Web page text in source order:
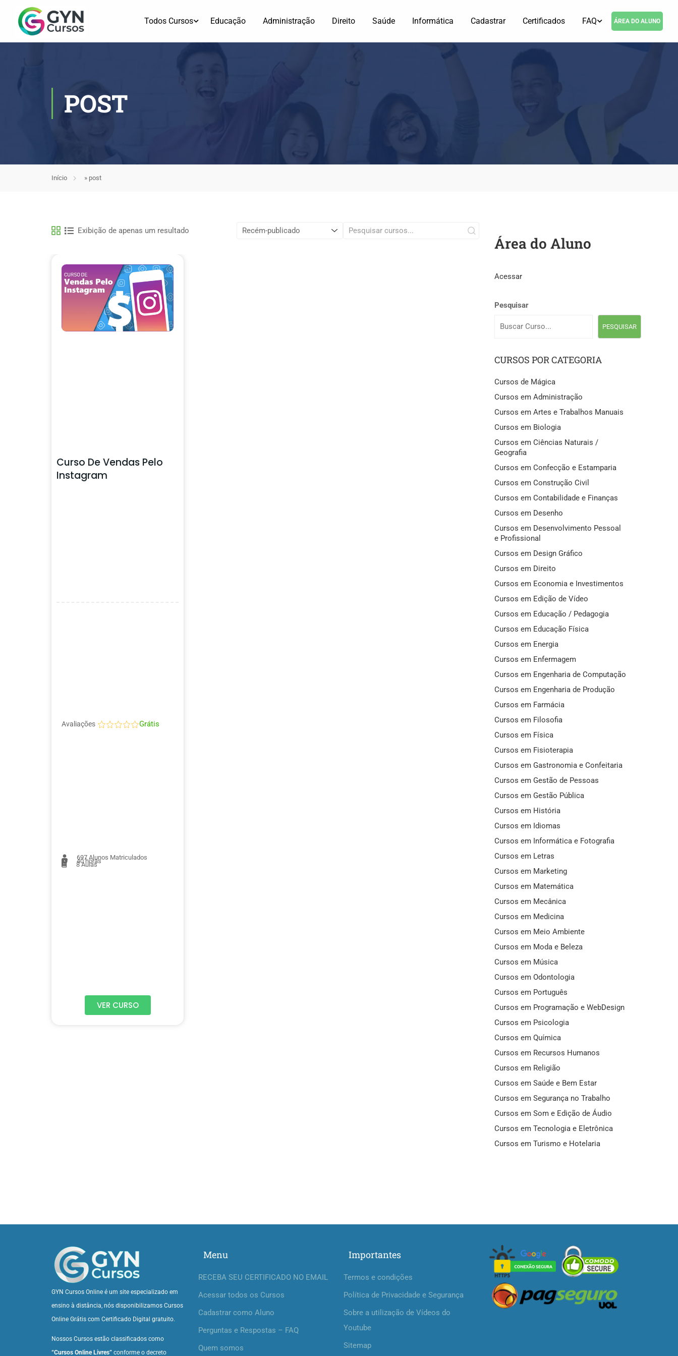
Todos Cursos Educação Administração Direito Saúde Informática Cadastrar Certificados FAQ ÁREA DO ALUNO
POST
Início » post
Exibição de apenas um resultado
Curso De Vendas Pelo
Instagram
Avaliações Grátis
697 Alunos Matriculados
40 horas
8Aulas
VER CURSO
Área do Aluno
Acessar
Pesquisar
PESQUISAR
CURSOS POR CATEGORIA
Cursos de Mágica
Cursos em Administração
Cursos em Artes e Trabalhos Manuais
Cursos em Biologia
Cursos em Ciências Naturais /
Geografia
Cursos em Confecção e Estamparia
Cursos em Construção Civil
Cursos em Contabilidade e Finanças
Cursos em Desenho
Cursos em Desenvolvimento Pessoal
e Profissional
Cursos em Design Gráfico
Cursos em Direito
Cursos em Economia e Investimentos
Cursos em Edição de Vídeo
Cursos em Educação / Pedagogia
Cursos em Educação Física
Cursos em Energia
Cursos em Enfermagem
Cursos em Engenharia de Computação
Cursos em Engenharia de Produção
Cursos em Farmácia
Cursos em Filosofia
Cursos em Física
Cursos em Fisioterapia
Cursos em Gastronomia e Confeitaria
Cursos em Gestão de Pessoas
Cursos em Gestão Pública
Cursos em História
Cursos em Idiomas
Cursos em Informática e Fotografia
Cursos em Letras
Cursos em Marketing
Cursos em Matemática
Cursos em Mecânica
Cursos em Medicina
Cursos em Meio Ambiente
Cursos em Moda e Beleza
Cursos em Música
Cursos em Odontologia
Cursos em Português
Cursos em Programação e WebDesign
Cursos em Psicologia
Cursos em Química
Cursos em Recursos Humanos
Cursos em Religião
Cursos em Saúde e Bem Estar
Cursos em Segurança no Trabalho
Cursos em Som e Edição de Áudio
Cursos em Tecnologia e Eletrônica
Cursos em Turismo e Hotelaria
GYN Cursos Online é um site especializado em
ensino à distância, nós disponibilizamos Cursos
Online Grátis com Certificado Digital gratuito.
Nossos Cursos estão classificados como
“Cursos Online Livres” conforme o decreto
Menu
RECEBA SEU CERTIFICADO NO EMAIL
Acessar todos os Cursos
Cadastrar como Aluno
Perguntas e Respostas – FAQ
Quem somos
Importantes
Termos e condições
Política de Privacidade e Segurança
Sobre a utilização de Vídeos do
Youtube
Sitemap